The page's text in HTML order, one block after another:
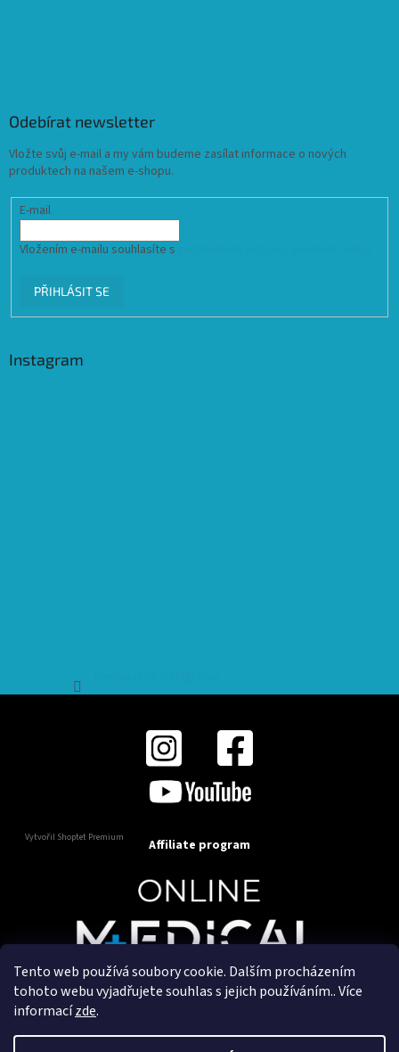
Tento web používá soubory cookie. Dalším procházením
tohoto webu vyjadřujete souhlas s jejich používáním.. Více
informacízde.
Odebírat newsletter
Vložte svůj e-mail a my vám budeme zasílat informace o nových
produktech na našem e-shopu.
E-mail
Vložením e-mailu souhlasíte s
PŘIHLÁSIT SE
Instagram
Vytvořil Shoptet Premium Affiliate program
Copyright 2025OnlineMedical.cz. Všechna práva
Vytvořil a marketingově zajišťuje